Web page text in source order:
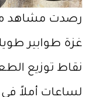
رصدت مشاهد
غزة طوابير
نقاط توزيع
لساعات أملاً